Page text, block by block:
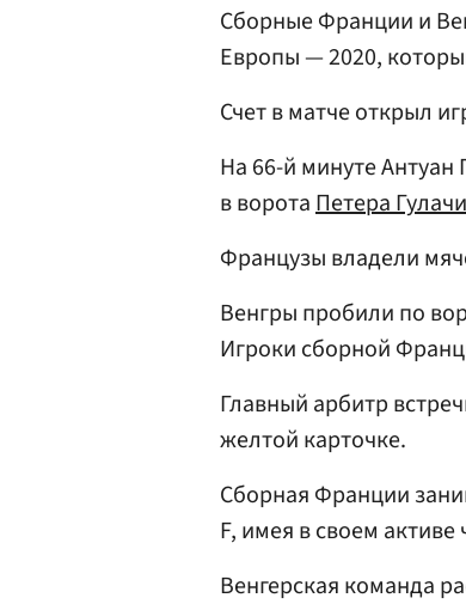
Сборные Франции и
Европы — 2020,
Счет в матче открыл
На 66-й минуте
в воротаПетера Гулачи
Французы владели
Венгры пробили по
Игроки сборной
Главный арбитр
желтой карточке.
Сборная Франции
F, имея в своем активе
Венгерская команда